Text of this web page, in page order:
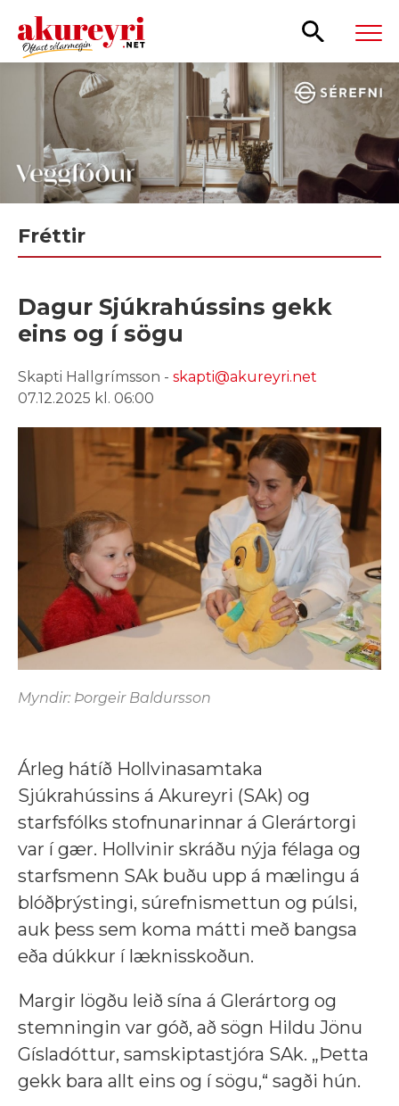
Leita
Fréttir
Dagur Sjúkrahússins gekk
eins og í sögu
Skapti Hallgrímsson - skapti@akureyri.net
07.12.2025 kl. 06:00
Myndir: Þorgeir Baldursson
Árleg hátíð Hollvinasamtaka
Sjúkrahússins á Akureyri (SAk) og
starfsfólks stofnunarinnar á Glerártorgi
var í gær. Hollvinir skráðu nýja félaga og
starfsmenn SAk buðu upp á mælingu á
blóðþrýstingi, súrefnismettun og púlsi,
auk þess sem koma mátti með bangsa
eða dúkkur í læknisskoðun.
Margir lögðu leið sína á Glerártorg og
stemningin var góð, að sögn Hildu Jönu
Gísladóttur, samskiptastjóra SAk. „Þetta
gekk bara allt eins og í sögu,“ sagði hún.